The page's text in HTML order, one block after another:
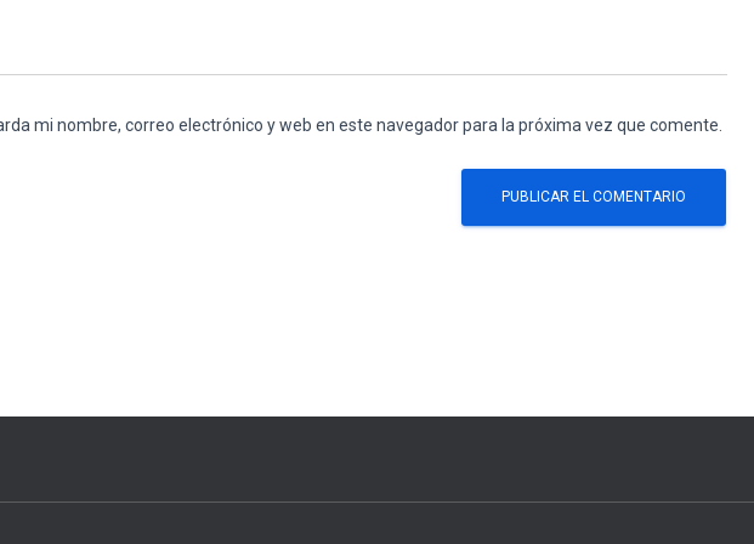
mi nombre, correo electrónico y web en este navegador para la próxima vez que comente.